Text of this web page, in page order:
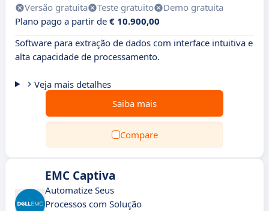
Versão gratuita Teste gratuito
Demo gratuita
Plano pago a partir de € 10.900,00
Software para extração de dados com interface intuitiva e
alta capacidade de processamento.
Veja mais detalhes
Saiba mais
Compare
EMC Captiva
Automatize Seus
Processos com Solução